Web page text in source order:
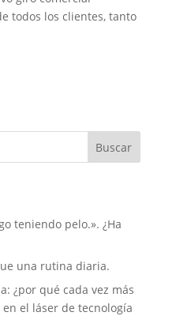
todos los clientes, tanto
Buscar
teniendo pelo.». ¿Ha
una rutina diaria.
¿por qué cada vez más
el láser de tecnología